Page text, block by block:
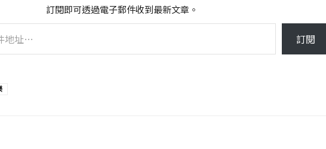
訂閱即可透過電子郵件收到最新文章。
訂閱